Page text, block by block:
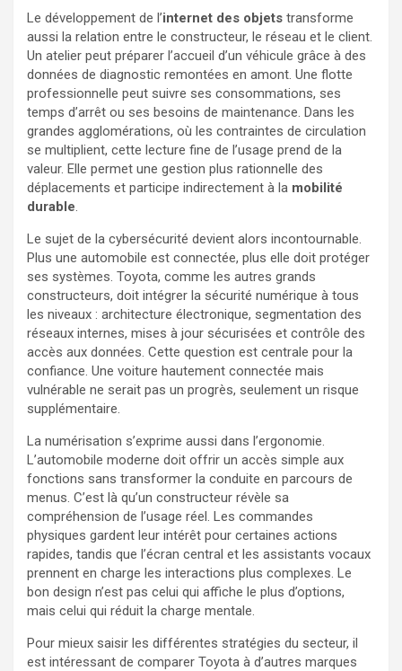
Le développement de l’internet des objets transforme
aussi la relation entre le constructeur, le réseau et le client.
Un atelier peut préparer l’accueil d’un véhicule grâce à des
données de diagnostic remontées en amont. Une flotte
professionnelle peut suivre ses consommations, ses
temps d’arrêt ou ses besoins de maintenance. Dans les
grandes agglomérations, où les contraintes de circulation
se multiplient, cette lecture fine de l’usage prend de la
valeur. Elle permet une gestion plus rationnelle des
déplacements et participe indirectement à la mobilité
durable.
Le sujet de la cybersécurité devient alors incontournable.
Plus une automobile est connectée, plus elle doit protéger
ses systèmes. Toyota, comme les autres grands
constructeurs, doit intégrer la sécurité numérique à tous
les niveaux : architecture électronique, segmentation des
réseaux internes, mises à jour sécurisées et contrôle des
accès aux données. Cette question est centrale pour la
confiance. Une voiture hautement connectée mais
vulnérable ne serait pas un progrès, seulement un risque
supplémentaire.
La numérisation s’exprime aussi dans l’ergonomie.
L’automobile moderne doit offrir un accès simple aux
fonctions sans transformer la conduite en parcours de
menus. C’est là qu’un constructeur révèle sa
compréhension de l’usage réel. Les commandes
physiques gardent leur intérêt pour certaines actions
rapides, tandis que l’écran central et les assistants vocaux
prennent en charge les interactions plus complexes. Le
bon design n’est pas celui qui affiche le plus d’options,
mais celui qui réduit la charge mentale.
Pour mieux saisir les différentes stratégies du secteur, il
est intéressant de comparer Toyota à d’autres marques